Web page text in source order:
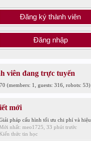
Đăng ký thành viên
Đăng nhập
viên đang trực tuyến
(members: 1, guests: 316, robots: 53)
mới
nhất: meo1725, 33 phút trước
thức tin học